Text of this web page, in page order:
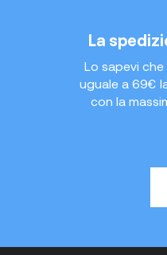
La
Lo sapevi
uguale a 69€
con la